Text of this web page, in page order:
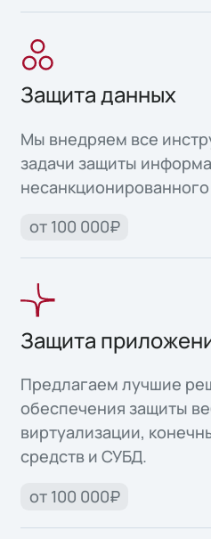
Защита данных
Мы внедряем все
задачи защиты
от 100 000₽
Защита
Предлагаем лучшие
обеспечения защиты
виртуализации,
средств и СУБД.
от 100 000₽